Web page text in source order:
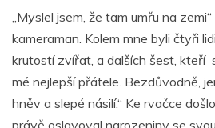
„Myslel jsem, že tam umřu na
kameraman. Kolem mne byli čtyři
krutostí zvířat, a dalších šest, kteří
mé nejlepší přátele. Bezdůvodně,
hněv a slepé násilí.“ Ke rvačce
právě oslavoval narozeniny se